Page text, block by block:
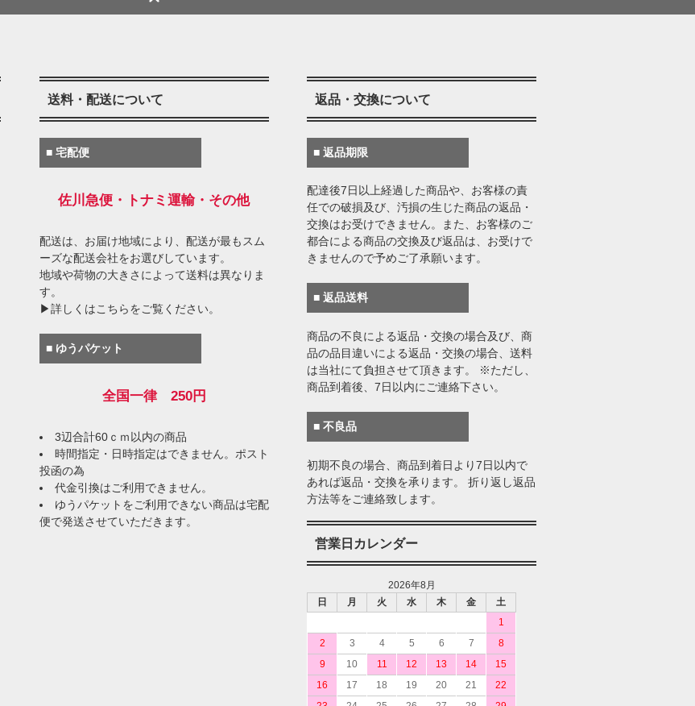
送料・配送について
■ 宅配便
佐川急便・トナミ運輸・その他
配送は、お届け地域により、配送が最もスム
ーズな配送会社をお選びしています。
地域や荷物の大きさによって送料は異なりま
す。
▶詳しくはこちらをご覧ください。
■ ゆうパケット
全国一律 250円
3辺合計60ｃｍ以内の商品
時間指定・日時指定はできません。ポスト
投函の為
代金引換はご利用できません。
ゆうパケットをご利用できない商品は宅配
便で発送させていただきます。
返品・交換について
■ 返品期限
配達後7日以上経過した商品や、お客様の責
任での破損及び、汚損の生じた商品の返品・
交換はお受けできません。また、お客様のご
都合による商品の交換及び返品は、お受けで
きませんので予めご了承願います。
■ 返品送料
商品の不良による返品・交換の場合及び、商
品の品目違いによる返品・交換の場合、送料
は当社にて負担させて頂きます。 ※ただし、
商品到着後、7日以内にご連絡下さい。
■ 不良品
初期不良の場合、商品到着日より7日以内で
あれば返品・交換を承ります。 折り返し返品
方法等をご連絡致します。
営業日カレンダー
2026年8月
日
月 火 水 木 金
土
1
2
3 4 5 6 7
8
9
10 11 12 13 14
15
16
17 18 19 20 21
22